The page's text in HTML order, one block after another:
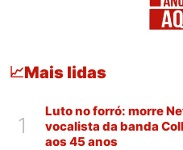
📈Mais lidas
1
Luto no forró: morre
vocalista da banda
aos 45 anos